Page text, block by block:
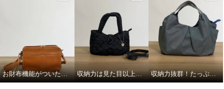
お財布機能がついたショルダーバッグ 収納力は見た目以上！夏の必需品はしっかり入ります！ 収納力抜群！たっぷり入る軽〜いバッグ！